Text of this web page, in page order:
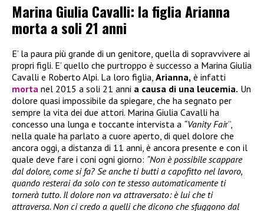
Marina Giulia Cavalli: la figlia Arianna
morta a soli 21 anni
E’ la paura più grande di un genitore, quella di sopravvivere ai
propri figli. E’ quello che purtroppo è successo a Marina Giulia
Cavalli e Roberto Alpi. La loro figlia, Arianna, è infatti
morta nel 2015 a soli 21 anni a causa di una leucemia. Un
dolore quasi impossibile da spiegare, che ha segnato per
sempre la vita dei due attori. Marina Giulia Cavalli ha
concesso una lunga e toccante intervista a “Vanity Fair”,
nella quale ha parlato a cuore aperto, di quel dolore che
ancora oggi, a distanza di 11 anni, è ancora presente e con il
quale deve fare i coni ogni giorno: “Non è possibile scappare
dal dolore, come si fa? Se anche ti butti a capofitto nel lavoro,
quando resterai da solo con te stesso automaticamente ti
tornerà tutto. Il dolore non va attraversato: è lui che ti
attraversa. Non ci credo a quelli che dicono che sfuggono dal